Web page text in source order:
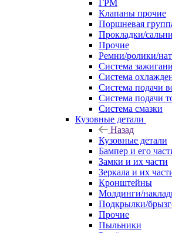
ГРМ
Клапаны прочие
Поршневая
Прокладки/
Прочие
Ремни/ролики/
Система
Система
Система подачи
Система подачи
Система смазки
Кузовные детали
Назад
Кузовные детали
Бампер и его
Замки и их части
Зеркала и их
Кронштейны
Молдинги/
Подкрылки/
Прочие
Пыльники